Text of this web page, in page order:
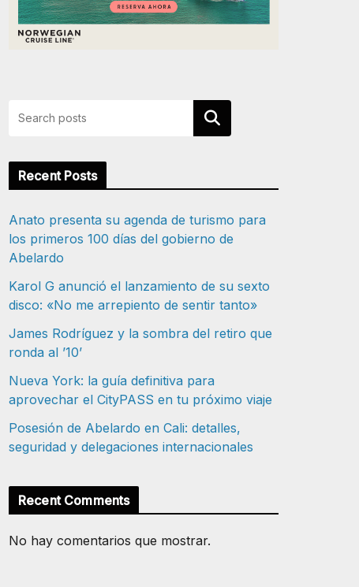
Buscar
Recent Posts
Anato presenta su agenda de turismo para
los primeros 100 días del gobierno de
Abelardo
Karol G anunció el lanzamiento de su sexto
disco: «No me arrepiento de sentir tanto»
James Rodríguez y la sombra del retiro que
ronda al ’10’
Nueva York: la guía definitiva para
aprovechar el CityPASS en tu próximo viaje
Posesión de Abelardo en Cali: detalles,
seguridad y delegaciones internacionales
Recent Comments
No hay comentarios que mostrar.